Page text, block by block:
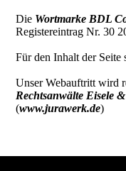
Die Wortmarke BDL
Registereintrag Nr. 30
Für den Inhalt der
Unser Webauftritt wird
Rechtsanwälte Eisele
(www.jurawerk.de)